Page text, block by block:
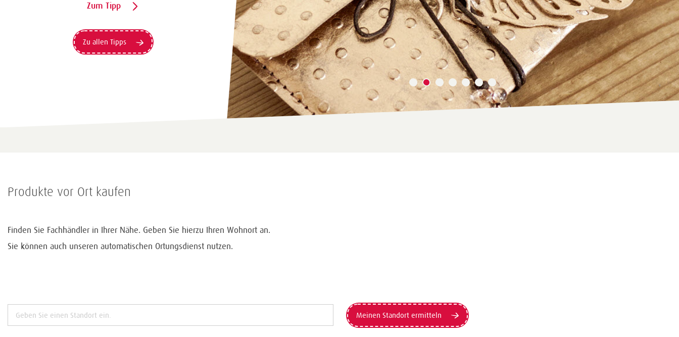
Zum Tipp
Zu allen Tipps
Produkte vor Ort kaufen
Finden Sie Fachhändler in Ihrer Nähe. Geben Sie hierzu Ihren Wohnort an.
Sie können auch unseren automatischen Ortungsdienst nutzen.
Meinen Standort ermitteln